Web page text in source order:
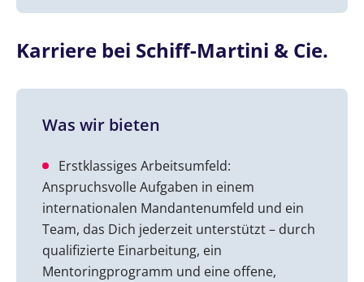
Karriere bei Schiff-Martini & Cie.
Was wir bieten
Erstklassiges Arbeitsumfeld:
Anspruchsvolle Aufgaben in einem
internationalen Mandantenumfeld und ein
Team, das Dich jederzeit unterstützt – durch
qualifizierte Einarbeitung, ein
Mentoringprogramm und eine offene,